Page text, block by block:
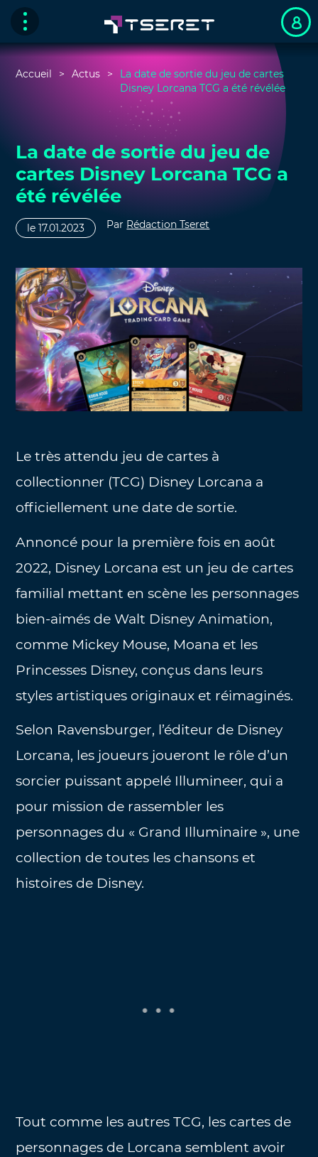
Accueil Actus
La date de sortie du jeu de cartes
Disney Lorcana TCG a été révélée
La date de sortie du jeu de
cartes Disney Lorcana TCG a
été révélée
le 17.01.2023 Par Rédaction Tseret
Le très attendu jeu de cartes à
collectionner (TCG) Disney Lorcana a
officiellement une date de sortie.
Annoncé pour la première fois en août
2022, Disney Lorcana est un jeu de cartes
familial mettant en scène les personnages
bien-aimés de Walt Disney Animation,
comme Mickey Mouse, Moana et les
Princesses Disney, conçus dans leurs
styles artistiques originaux et réimaginés.
Selon Ravensburger, l’éditeur de Disney
Lorcana, les joueurs joueront le rôle d’un
sorcier puissant appelé Illumineer, qui a
pour mission de rassembler les
personnages du « Grand Illuminaire », une
collection de toutes les chansons et
histoires de Disney.
Tout comme les autres TCG, les cartes de
personnages de Lorcana semblent avoir